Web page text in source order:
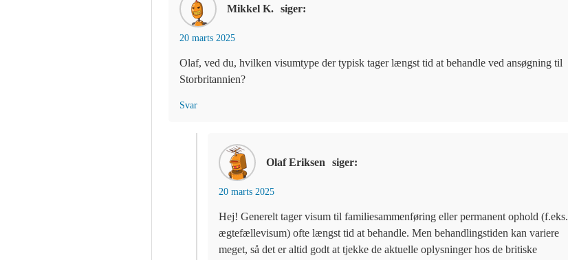
Mikkel K. siger:
20 marts 2025
Olaf, ved du, hvilken visumtype der typisk tager længst tid at behandle ved ansøgning til
Storbritannien?
Svar
Olaf Eriksen siger:
20 marts 2025
Hej! Generelt tager visum til familiesammenføring eller permanent ophold (f.eks.
ægtefællevisum) ofte længst tid at behandle. Men behandlingstiden kan variere
meget, så det er altid godt at tjekke de aktuelle oplysninger hos de britiske